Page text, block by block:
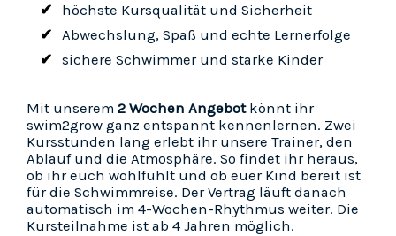
höchste Kursqualität und Sicherheit
Abwechslung, Spaß und echte Lernerfolge
sichere Schwimmer und starke Kinder
Mit unserem 2 Wochen Angebotkönnt ihr
swim2grow ganz entspannt kennenlernen. Zwei
Kursstunden lang erlebt ihr unsere Trainer, den
Ablauf und die Atmosphäre. So findet ihr heraus,
ob ihr euch wohlfühlt und ob euer Kind bereit ist
für die Schwimmreise. Der Vertrag läuft danach
automatisch im 4-Wochen-Rhythmus weiter. Die
Kursteilnahme ist ab 4 Jahren möglich.